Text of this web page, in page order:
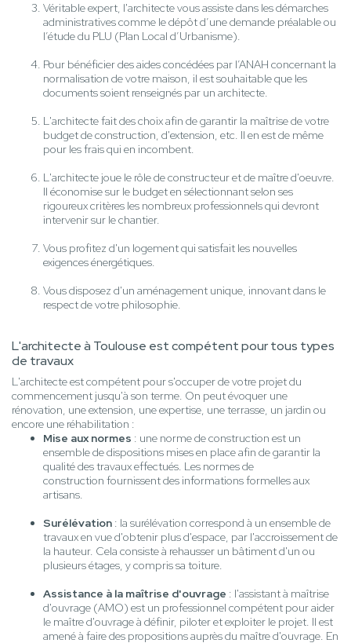
Véritable expert, l'architecte vous assiste dans les démarches
administratives comme le dépôt d’une demande préalable ou
l’étude du PLU (Plan Local d’Urbanisme).
Pour bénéficier des aides concédées par l’ANAH concernant la
normalisation de votre maison, il est souhaitable que les
documents soient renseignés par un architecte.
L'architecte fait des choix afin de garantir la maîtrise de votre
budget de construction, d'extension, etc. Il en est de même
pour les frais qui en incombent.
L'architecte joue le rôle de constructeur et de maître d'oeuvre.
Il économise sur le budget en sélectionnant selon ses
rigoureux critères les nombreux professionnels qui devront
intervenir sur le chantier.
Vous profitez d'un logement qui satisfait les nouvelles
exigences énergétiques.
Vous disposez d'un aménagement unique, innovant dans le
respect de votre philosophie.
L'architecte à Toulouse est compétent pour tous types
de travaux
L'architecte est compétent pour s'occuper de votre projet du
commencement jusqu'à son terme. On peut évoquer une
rénovation, une extension, une expertise, une terrasse, un jardin ou
encore une réhabilitation :
Mise aux normes : une norme de construction est un
ensemble de dispositions mises en place afin de garantir la
qualité des travaux effectués. Les normes de
construction fournissent des informations formelles aux
artisans.
Surélévation : la surélévation correspond à un ensemble de
travaux en vue d'obtenir plus d'espace, par l'accroissement de
la hauteur. Cela consiste à rehausser un bâtiment d'un ou
plusieurs étages, y compris sa toiture.
Assistance à la maîtrise d'ouvrage : l'assistant à maîtrise
d'ouvrage (AMO) est un professionnel compétent pour aider
le maître d'ouvrage à définir, piloter et exploiter le projet. Il est
amené à faire des propositions auprès du maître d'ouvrage. En